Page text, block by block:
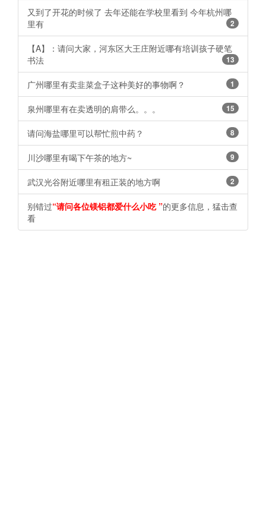
又到了开花的时候了 去年还能在学校里看到 今年杭州哪
里有
2
【A】：请问大家，河东区大王庄附近哪有培训孩子硬笔
书法
13
广州哪里有卖韭菜盒子这种美好的事物啊？ 1
泉州哪里有在卖透明的肩带么。。。 15
请问海盐哪里可以帮忙煎中药？ ​​​​ 8
川沙哪里有喝下午茶的地方~ ​​​​ 9
武汉光谷附近哪里有租正装的地方啊 2
别错过“请问各位镁铝都爱什么小吃 ​​​​”的更多信息，猛击查
看